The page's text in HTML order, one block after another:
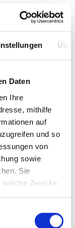
Daten
Ihre
mithilfe
auf
und so
von
sowie
Sie
welche Zwecke
über die
8532008